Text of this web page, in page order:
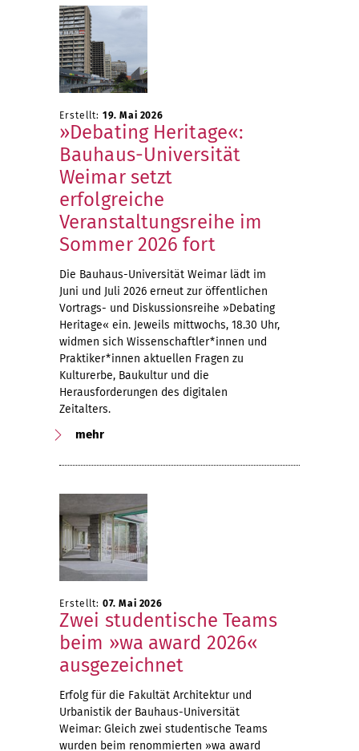
Erstellt: 19. Mai 2026
»Debating Heritage«:
Bauhaus-Universität
Weimar setzt
erfolgreiche
Veranstaltungsreihe im
Sommer 2026 fort
Die Bauhaus-Universität Weimar lädt im
Juni und Juli 2026 erneut zur öffentlichen
Vortrags- und Diskussionsreihe »Debating
Heritage« ein. Jeweils mittwochs, 18.30 Uhr,
widmen sich Wissenschaftler*innen und
Praktiker*innen aktuellen Fragen zu
Kulturerbe, Baukultur und die
Herausforderungen des digitalen
Zeitalters.
mehr
Erstellt: 07. Mai 2026
Zwei studentische Teams
beim »wa award 2026«
ausgezeichnet
Erfolg für die Fakultät Architektur und
Urbanistik der Bauhaus-Universität
Weimar: Gleich zwei studentische Teams
wurden beim renommierten »wa award